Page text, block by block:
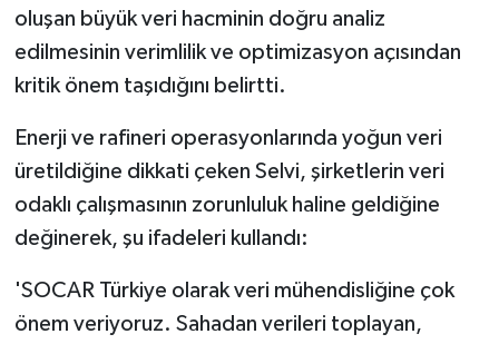
oluşan büyük veri hacminin doğru analiz
edilmesinin verimlilik ve optimizasyon açısından
kritik önem taşıdığını belirtti.
Enerji ve rafineri operasyonlarında yoğun veri
üretildiğine dikkati çeken Selvi, şirketlerin veri
odaklı çalışmasının zorunluluk haline geldiğine
değinerek, şu ifadeleri kullandı:
'SOCAR Türkiye olarak veri mühendisliğine çok
önem veriyoruz. Sahadan verileri toplayan,